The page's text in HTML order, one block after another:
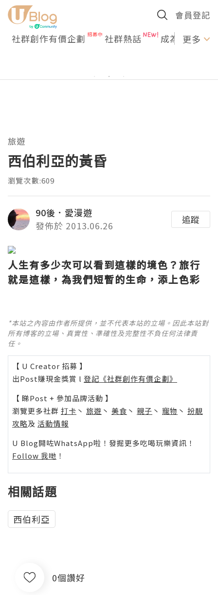
會員登記
社群創作有價企劃 社群熱話 成為U更多
旅遊
西伯利亞的黃昏
瀏覽次數:609
90後．愛漫遊
發佈於 2013.06.26
追蹤
人生有多少次可以看到這樣的境色？旅行
就是這樣，為我們短暫的生命，添上色彩
*本站之內容由作者所提供，並不代表本站的立場。因此本站對
所有博客的立場、真實性、準確性及完整性不負任何法律責
任。
【 U Creator 招募 】
出Post賺現金獎賞 l 登記《社群創作有價企劃》
【 睇Post + 參加品牌活動 】
瀏覽更多社群 打卡 丶 旅遊 丶 美食 丶 親子 丶 寵物 丶 扮靚
攻略及 活動情報
U Blog開咗WhatsApp啦！發掘更多吃喝玩樂資訊！
Follow 我哋 ！
相關話題
西伯利亞
0個讚好